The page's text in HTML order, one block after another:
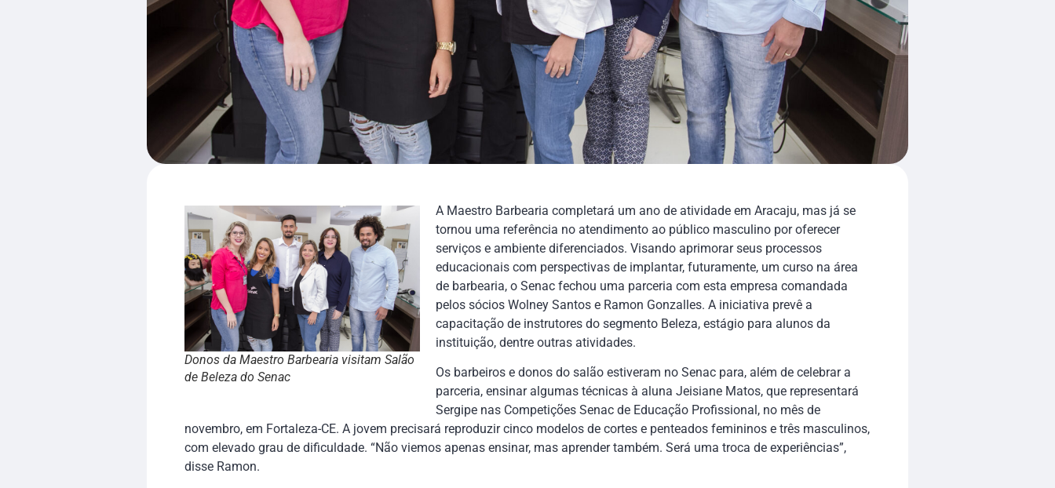
Donos da Maestro Barbearia visitam Salão
de Beleza do Senac
A Maestro Barbearia completará um ano de atividade em Aracaju, mas já se
tornou uma referência no atendimento ao público masculino por oferecer
serviços e ambiente diferenciados. Visando aprimorar seus processos
educacionais com perspectivas de implantar, futuramente, um curso na área
de barbearia, o Senac fechou uma parceria com esta empresa comandada
pelos sócios Wolney Santos e Ramon Gonzalles. A iniciativa prevê a
capacitação de instrutores do segmento Beleza, estágio para alunos da
instituição, dentre outras atividades.
Os barbeiros e donos do salão estiveram no Senac para, além de celebrar a
parceria, ensinar algumas técnicas à aluna Jeisiane Matos, que representará
Sergipe nas Competições Senac de Educação Profissional, no mês de
novembro, em Fortaleza-CE. A jovem precisará reproduzir cinco modelos de cortes e penteados femininos e três masculinos,
com elevado grau de dificuldade. “Não viemos apenas ensinar, mas aprender também. Será uma troca de experiências”,
disse Ramon.